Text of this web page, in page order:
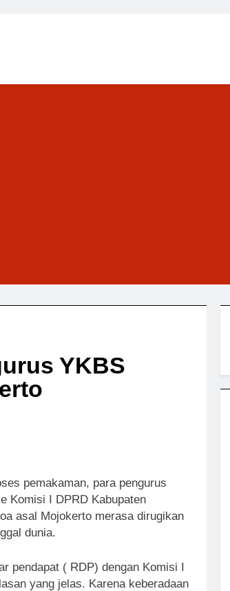
YKBS
pemakaman, para pengurus
Komisi I DPRD Kabupaten
asal Mojokerto merasa dirugikan
dunia.
pendapat ( RDP) dengan Komisi I
yang jelas. Karena keberadaan